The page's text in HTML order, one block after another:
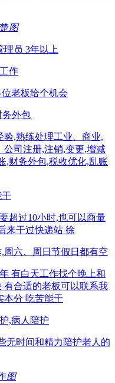
图
理员 3年以上
作
老板给个机会
务外包
验,熟练处理工业、商业,
司注册,注销,变更,增减
,财务外包,税收优化,乱账
干
超过10小时,也可以商量
来干过快递站 徐
六、周日节假日都有空
有白天工作找个晚上和
有合适的老板可以联系我
本分 吃苦能干
,病人陪护
无时间和精力陪护老人的
图